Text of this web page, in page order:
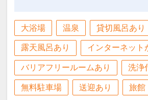
大浴場 温泉 貸切風呂あり
露天風呂あり インターネット
バリアフリールームあり 洗浄
無料駐車場 送迎あり 旅館